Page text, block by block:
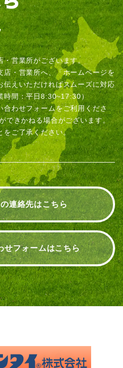
・営業所がございます。
店・営業所へ、「ホームページを
伝えいただければスムーズに対応
時間：平日8:30~17:30）
合わせフォームをご利用くださ
できかねる場合がございます。
をご了承ください。
連絡先はこちら
せフォームはこちら